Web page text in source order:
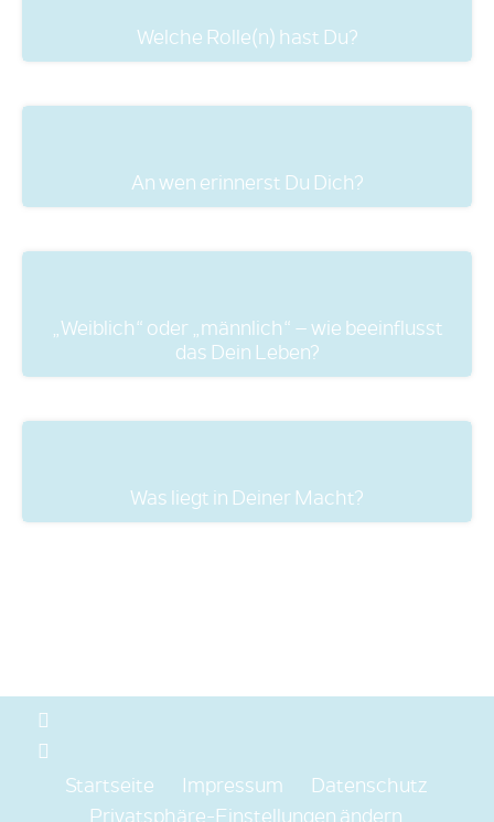
Welche Rolle(n) hast Du?
An wen erinnerst Du Dich?
„Weiblich“ oder „männlich“ – wie beeinflusst
das Dein Leben?
Was liegt in Deiner Macht?
Startseite Impressum
Datenschutz
Privatsphäre-Einstellungen ändern